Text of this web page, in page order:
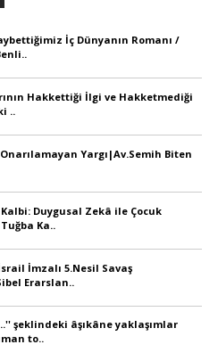
İç Dünyanın Romanı /
Hakkettiği İlgi ve Hakketmediği
..
Yargı|Av.Semih Biten
Duygusal Zekâ ile Çocuk
Ka..
İmzalı 5.Nesil Savaş
Erarslan..
şeklindeki âşıkâne yaklaşımlar
to..